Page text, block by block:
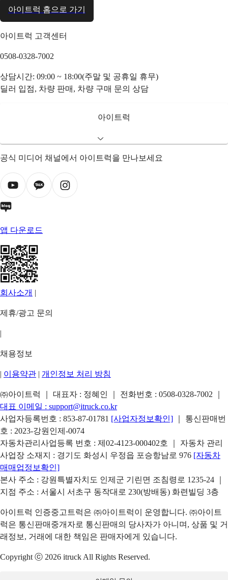
아이트럭 홈으로 가기
아이트럭 고객센터
0508-0328-7002
상담시간: 09:00 ~ 18:00(주말 및 공휴일 휴무)
딜러 입점, 차량 판매, 차량 구매 문의 상담
아이트럭
공식 미디어 채널에서 아이트럭을 만나보세요
앱 다운로드
회사소개 |
제휴/광고 문의
|
채용정보
| 이용약관 | 개인정보 처리 방침
㈜아이트럭 ｜ 대표자 : 정혜인 ｜ 전화번호 : 0508-0328-7002
대표 이메일 : support@itruck.co.kr
사업자등록번호 : 853-87-01781 [사업자정보확인]
｜ 통신판매번
호 : 2023-강원인제-0074
자동차관리사업등록 번호 : 제02-4123-000402호 ｜ 자동차 관리
사업장 소재지 : 경기도 화성시 우정읍 포승항남로 976 [자동차
매매업정보확인]
본사 주소 : 강원특별자치도 인제군 기린면 조침령로 1235-24 ｜
지점 주소 : 서울시 서초구 동작대로 230(방배동) 화련빌딩 3층
아이트럭 인증중고트럭은 ㈜아이트럭이 운영합니다. ㈜아이트
럭은 통신판매중개자로 통신판매의 당사자가 아니며, 상품 및 거
래정보, 거래에 대한 책임은 판매자에게 있습니다.
Copyright ⓒ 2026 itruck All Rights Reserved.